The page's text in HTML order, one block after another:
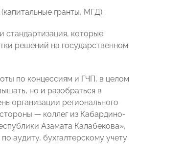
гранты, МГД).
стандартизация, которые
решений на государственном
по концессиям и ГЧП, в целом
но и разобраться в
организации регионального
— коллег из Кабардино-
Азамата Калабекова»,
бухгалтерскому учету